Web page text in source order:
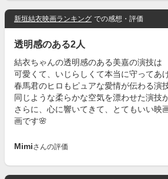
新垣結衣映画ランキング での感想・評価
透明感のある2人
結衣ちゃんの透明感のある美嘉の演技は
可愛くて、いじらしくて本当に守ってあ
春馬君のヒロもピュアな愛情が伝わる演
同じような柔らかな空気を漂わせた演技
さらに、心に響いてきて、とてもいい映
画です🌸
Mimiさんの評価